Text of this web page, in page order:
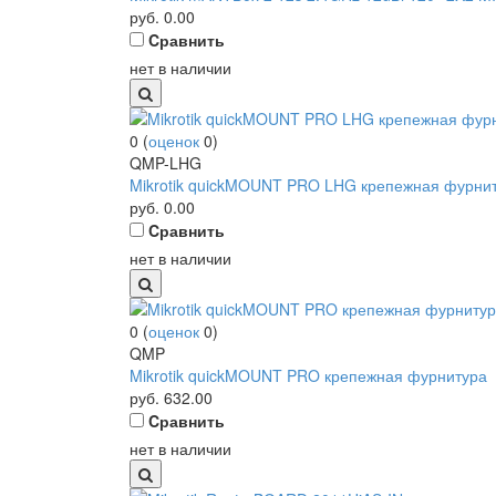
руб. 0.00
Cравнить
нет в наличии
0 (оценок 0)
QMP-LHG
Mikrotik quickMOUNT PRO LHG крепежная
руб. 0.00
Cравнить
нет в наличии
0 (оценок 0)
QMP
Mikrotik quickMOUNT PRO крепежная фурнитура
руб. 632.00
Cравнить
нет в наличии